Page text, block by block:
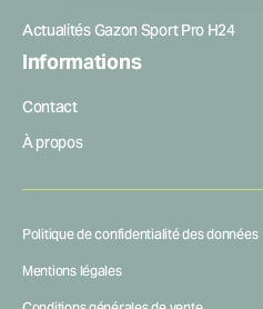
Actualités Gazon Sport Pro H24
Informations
Contact
À propos
Politique de confidentialité des données
Mentions légales